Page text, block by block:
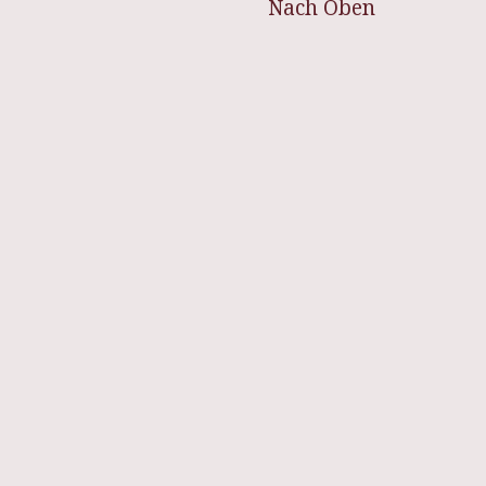
Nach Oben